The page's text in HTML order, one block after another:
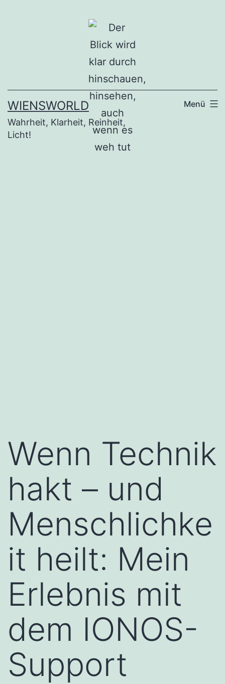
WIENSWORLD
Wahrheit, Klarheit, Reinheit,
Licht!
Menü
Wenn Technik
hakt – und
Menschlichke
it heilt: Mein
Erlebnis mit
dem IONOS-
Support